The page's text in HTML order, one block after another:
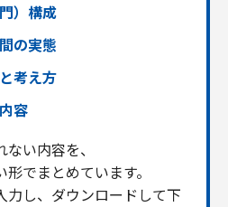
）構成
の実態
考え方
容
い内容を、
でまとめています。
力し、ダウンロードして下